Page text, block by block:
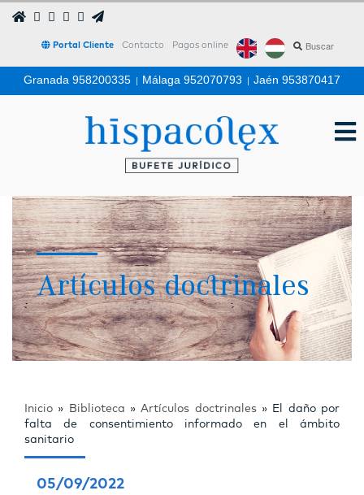
Portal Cliente Contacto Pagos online
Granada 958200335 | Málaga 952070793 | Jaén 953870417
Artículos doctrinales
Inicio » Biblioteca »Artículos doctrinales» El daño por
falta de consentimiento informado en el ámbito
sanitario
05/09/2022